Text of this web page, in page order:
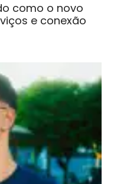
como o novo
e conexão